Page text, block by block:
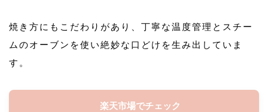
焼き方にもこだわりがあり、丁寧な温度管理とスチー
ムのオーブンを使い絶妙な口どけを生み出していま
す。
楽天市場でチェック